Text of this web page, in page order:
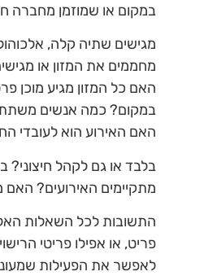
במקום או שמוזמן מחברה
מגישים שתיה קלה,
מחממים את המזון או
האם כל המזון מגיע מוכן
במקום? כמה אנשים
האם האירוע הוא לעובדי
בלבד או גם לקהל חיצוני?
מתקיימים האירועים?
התשובות לכל השאלות
פריט, או אפילו פריטי
לאפשר את הפעילות